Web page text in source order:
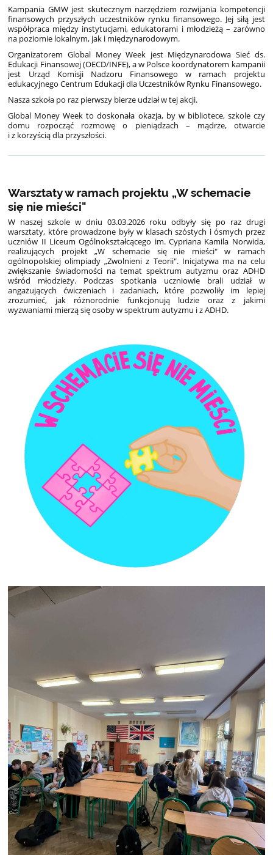
Kampania GMW jest skutecznym narzędziem rozwijania kompetencji
finansowych przyszłych uczestników rynku finansowego. Jej siłą jest
współpraca między instytucjami, edukatorami i młodzieżą – zarówno
na poziomie lokalnym, jak i międzynarodowym.
Organizatorem Global Money Week jest Międzynarodowa Sieć ds.
Edukacji Finansowej (OECD/INFE), a w Polsce koordynatorem kampanii
jest Urząd Komisji Nadzoru Finansowego w ramach projektu
edukacyjnego Centrum Edukacji dla Uczestników Rynku Finansowego.
Nasza szkoła po raz pierwszy bierze udział w tej akcji.
Global Money Week to doskonała okazja, by w bibliotece, szkole czy
domu rozpocząć rozmowę o pieniądzach – mądrze, otwarcie
i z korzyścią dla przyszłości.
Warsztaty w ramach projektu „W schemacie
się nie mieści"
W naszej szkole w dniu 03.03.2026 roku odbyły się po raz drugi
warsztaty, które prowadzone były w klasach szóstych i ósmych przez
uczniów II Liceum Ogólnokształcącego im. Cypriana Kamila Norwida,
realizujących projekt „W schemacie się nie mieści" w ramach
ogólnopolskiej olimpiady „Zwolnieni z Teorii". Inicjatywa ma na celu
zwiększanie świadomości na temat spektrum autyzmu oraz ADHD
wśród młodzieży. Podczas spotkania uczniowie brali udział w
angażujących ćwiczeniach i zadaniach, które pozwoliły im lepiej
zrozumieć, jak różnorodnie funkcjonują ludzie oraz z jakimi
wyzwaniami mierzą się osoby w spektrum autyzmu i z ADHD.